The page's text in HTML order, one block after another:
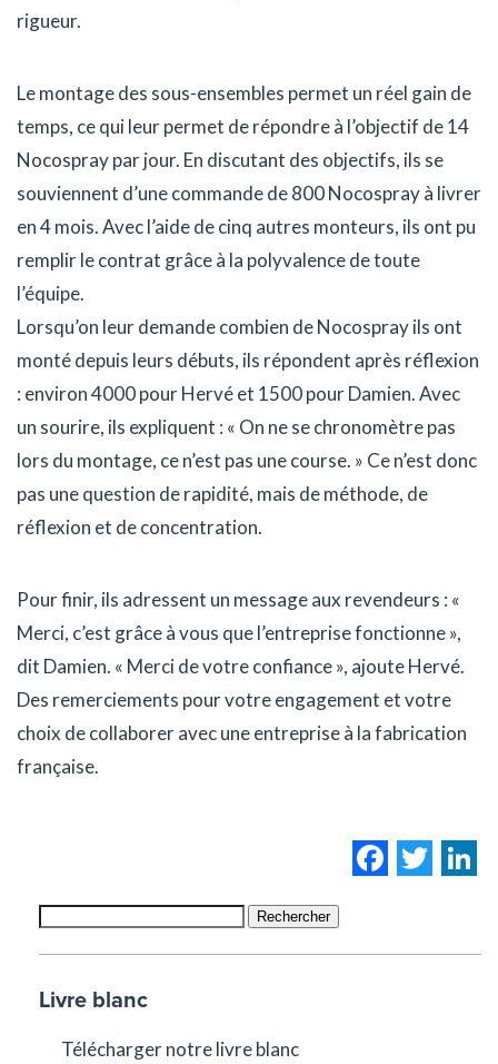
rigueur.
Le montage des sous-ensembles permet un réel gain de
temps, ce qui leur permet de répondre à l’objectif de 14
Nocospray par jour. En discutant des objectifs, ils se
souviennent d’une commande de 800 Nocospray à livrer
en 4 mois. Avec l’aide de cinq autres monteurs, ils ont pu
remplir le contrat grâce à la polyvalence de toute
l’équipe.
Lorsqu’on leur demande combien de Nocospray ils ont
monté depuis leurs débuts, ils répondent après réflexion
: environ 4000 pour Hervé et 1500 pour Damien. Avec
un sourire, ils expliquent : « On ne se chronomètre pas
lors du montage, ce n’est pas une course. » Ce n’est donc
pas une question de rapidité, mais de méthode, de
réflexion et de concentration.
Pour finir, ils adressent un message aux revendeurs : «
Merci, c’est grâce à vous que l’entreprise fonctionne »,
dit Damien. « Merci de votre confiance », ajoute Hervé.
Des remerciements pour votre engagement et votre
choix de collaborer avec une entreprise à la fabrication
française.
Rechercher
Livre blanc
Télécharger notre livre blanc